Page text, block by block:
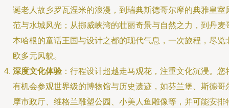
诞老人故乡罗瓦涅米的浪漫，到瑞典斯德哥尔摩的典雅皇室
范与水城风光；从挪威峡湾的壮丽奇景与自然之力，到丹麦
本哈根的童话王国与设计之都的现代气息，一次旅程，尽览
欧多元风貌。
深度文化体验 ：行程设计超越走马观花，注重文化沉浸。您
有机会参观世界级的博物馆与历史遗迹，如芬兰堡、斯德哥
摩市政厅、维格兰雕塑公园、小美人鱼雕像等，并可能安排